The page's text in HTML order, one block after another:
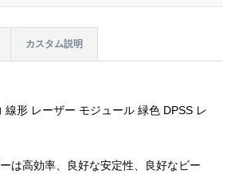
カスタム説明
形 レーザー モジュール 緑色 DPSS レ
は高効率、良好な安定性、良好なビー